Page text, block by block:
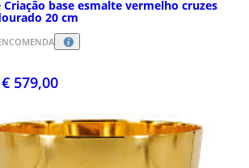
Criação base esmalte vermelho cruzes
20 cm
€ 579,00